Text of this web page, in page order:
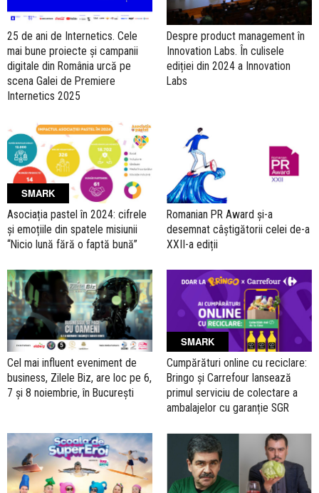
25 de ani de Internetics. Cele
mai bune proiecte și campanii
digitale din România urcă pe
scena Galei de Premiere
Internetics 2025
Despre product management în
Innovation Labs. În culisele
ediției din 2024 a Innovation
Labs
SMARK
Asociația pastel în 2024: cifrele
și emoțiile din spatele misiunii
“Nicio lună fără o faptă bună”
Romanian PR Award și-a
desemnat câștigătorii celei de-a
XXII-a ediții
Cel mai influent eveniment de
business, Zilele Biz, are loc pe 6,
7 și 8 noiembrie, în București
SMARK
Cumpărături online cu reciclare:
Bringo și Carrefour lansează
primul serviciu de colectare a
ambalajelor cu garanție SGR